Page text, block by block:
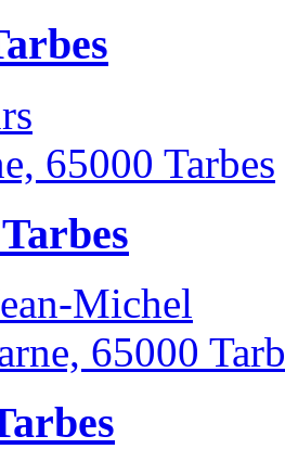
65000 Tarbes
Michel
65000